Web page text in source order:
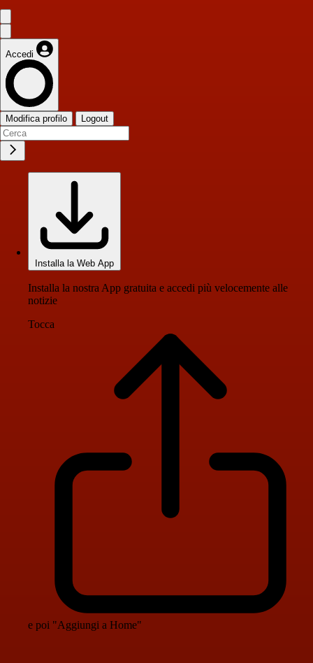
Accedi
Modifica profilo Logout
Installa la Web App
Installa la nostra App gratuita e accedi più velocemente alle
notizie
Tocca
e poi "Aggiungi a Home"